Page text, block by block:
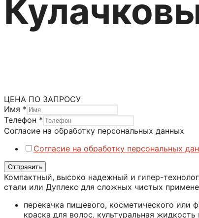
ЦЕНА ПО ЗАПРОСУ
Имя *
Телефон *
Согласие на обработку персональных данных
Согласие на обработку персональных
Отправить
Компактный, высоко надежный и гипер-
стали или Дуплекс для сложных чистых
перекачка пищевого, косметического
краска для волос, культуральная жидкость